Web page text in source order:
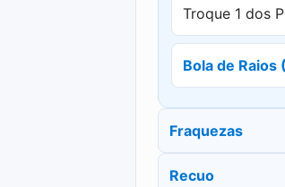
Troque 1 dos
Bola de Raios
Fraquezas
Recuo